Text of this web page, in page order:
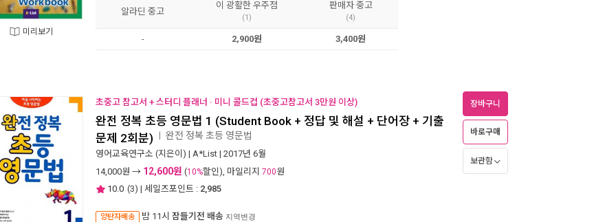
미리보기
알라딘 중고
이 광활한 우주점
(1)
판매자 중고
(4)
- 2,900원 3,400원
초중고 참고서 + 스터디 플래너 · 미니 콜드컵 (초중고참고서 3만원 이상)
완전 정복 초등 영문법 1 (Student Book + 정답 및 해설 + 단어장 + 기출
문제 2회분) 완전 정복 초등 영문법
영어교육연구소 (지은이) | A*List | 2017년 6월
14,000원 → 12,600원 (10%할인), 마일리지 700원
10.0 (3) | 세일즈포인트 : 2,985
양탄자배송 밤 11시 잠들기전 배송 지역변경
장바구니
바로구매
보관함